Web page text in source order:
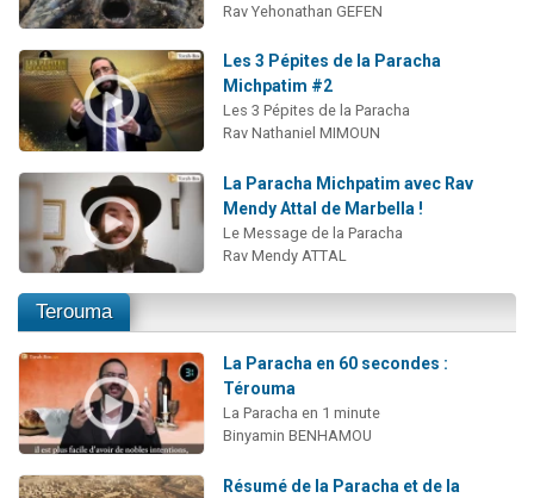
Rav Yehonathan GEFEN
Les 3 Pépites de la Paracha
Michpatim #2
Les 3 Pépites de la Paracha
Rav Nathaniel MIMOUN
La Paracha Michpatim avec Rav
Mendy Attal de Marbella !
Le Message de la Paracha
Rav Mendy ATTAL
Terouma
La Paracha en 60 secondes :
Térouma
La Paracha en 1 minute
Binyamin BENHAMOU
Résumé de la Paracha et de la